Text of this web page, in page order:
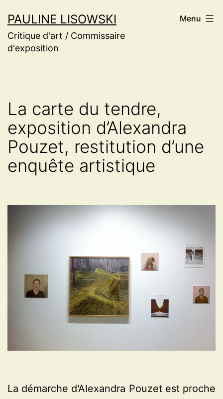
au
contenu
PAULINE LISOWSKI
Critique d'art / Commissaire
d'exposition
Menu
La carte du tendre,
exposition d’Alexandra
Pouzet, restitution d’une
enquête artistique
La démarche d'Alexandra Pouzet est proche